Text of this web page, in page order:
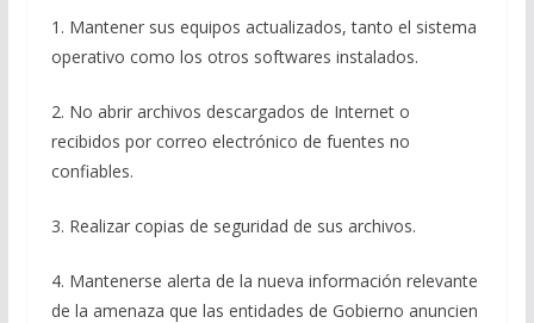
1. Mantener sus equipos actualizados, tanto el sistema
operativo como los otros softwares instalados.
2. No abrir archivos descargados de Internet o
recibidos por correo electrónico de fuentes no
confiables.
3. Realizar copias de seguridad de sus archivos.
4. Mantenerse alerta de la nueva información relevante
de la amenaza que las entidades de Gobierno anuncien